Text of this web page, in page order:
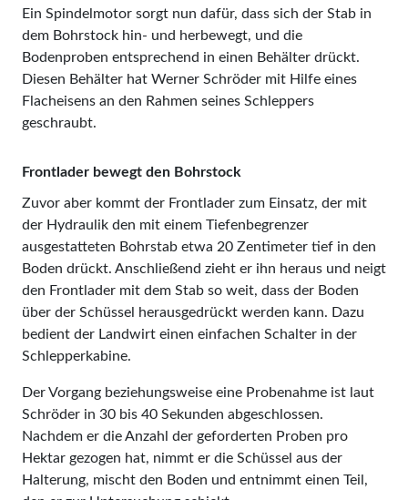
Ein Spindelmotor sorgt nun dafür, dass sich der Stab in
dem Bohrstock hin- und herbewegt, und die
Bodenproben entsprechend in einen Behälter drückt.
Diesen Behälter hat Werner Schröder mit Hilfe eines
Flacheisens an den Rahmen seines Schleppers
geschraubt.
Frontlader bewegt den Bohrstock
Zuvor aber kommt der Frontlader zum Einsatz, der mit
der Hydraulik den mit einem Tiefenbegrenzer
ausgestatteten Bohrstab etwa 20 Zentimeter tief in den
Boden drückt. Anschließend zieht er ihn heraus und neigt
den Frontlader mit dem Stab so weit, dass der Boden
über der Schüssel herausgedrückt werden kann. Dazu
bedient der Landwirt einen einfachen Schalter in der
Schlepperkabine.
Der Vorgang beziehungsweise eine Probenahme ist laut
Schröder in 30 bis 40 Sekunden abgeschlossen.
Nachdem er die Anzahl der geforderten Proben pro
Hektar gezogen hat, nimmt er die Schüssel aus der
Halterung, mischt den Boden und entnimmt einen Teil,